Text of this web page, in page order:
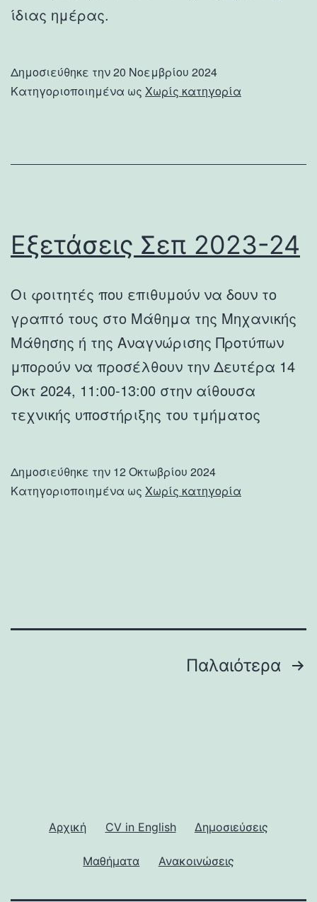
ίδιας ημέρας.
Δημοσιεύθηκε την20 Νοεμβρίου 2024
Κατηγοριοποιημένα ως Χωρίς κατηγορία
Εξετάσεις Σεπ 2023-24
Οι φοιτητές που επιθυμούν να δουν το
γραπτό τους στο Μάθημα της Μηχανικής
Μάθησης ή της Αναγνώρισης Προτύπων
μπορούν να προσέλθουν την Δευτέρα 14
Οκτ 2024, 11:00-13:00 στην αίθουσα
τεχνικής υποστήριξης του τμήματος
Δημοσιεύθηκε την 12 Οκτωβρίου 2024
Κατηγοριοποιημένα ως Χωρίς κατηγορία
Παλαιότερα
Αρχική CV in English Δημοσιεύσεις
Μαθήματα Ανακοινώσεις